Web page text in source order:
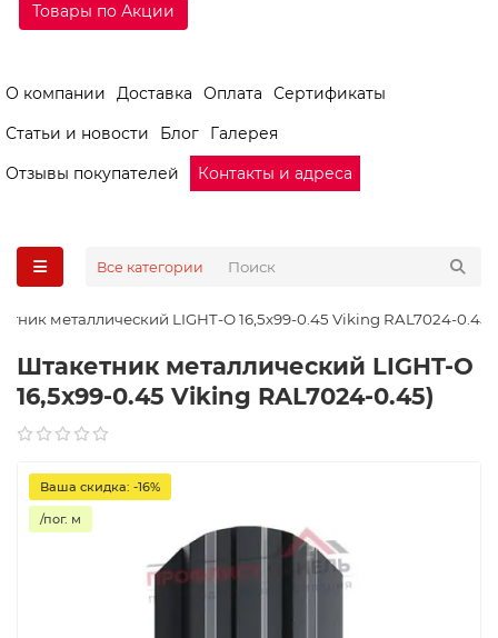
Товары по Акции
О компании Доставка Оплата
Сертификаты
Статьи и новости
Блог
Галерея
Отзывы покупателей
Контакты и адреса
Все категории
металлический LIGHT-O 16,5х99-0.45 Viking RAL7024-0.45)
Штакетник металлический LIGHT-O
16,5х99-0.45 Viking RAL7024-0.45)
Ваша скидка: -16%
/пог. м